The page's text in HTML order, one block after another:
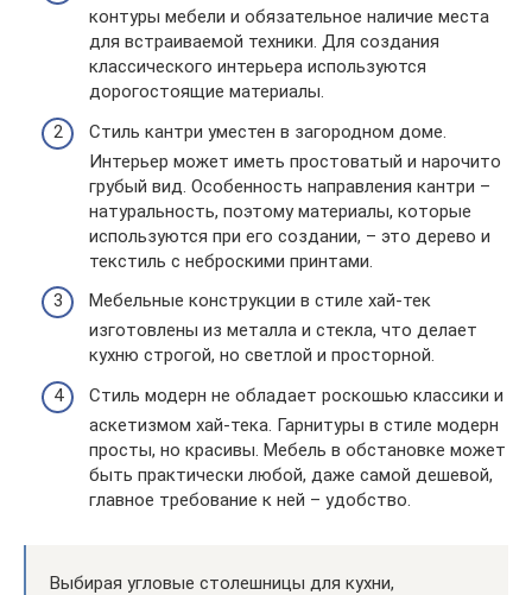
контуры мебели и обязательное наличие места
для встраиваемой техники. Для создания
классического интерьера используются
дорогостоящие материалы.
Стиль кантри уместен в загородном доме.
Интерьер может иметь простоватый и нарочито
грубый вид. Особенность направления кантри –
натуральность, поэтому материалы, которые
используются при его создании, – это дерево и
текстиль с неброскими принтами.
Мебельные конструкции в стиле хай-тек
изготовлены из металла и стекла, что делает
кухню строгой, но светлой и просторной.
Стиль модерн не обладает роскошью классики и
аскетизмом хай-тека. Гарнитуры в стиле модерн
просты, но красивы. Мебель в обстановке может
быть практически любой, даже самой дешевой,
главное требование к ней – удобство.
Выбирая угловые столешницы для кухни,